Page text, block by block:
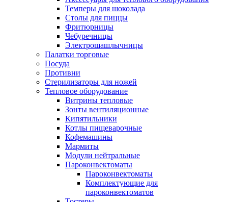
Темперы для шоколада
Столы для пиццы
Фритюрницы
Чебуречницы
Электрошашлычницы
Палатки торговые
Посуда
Противни
Стерилизаторы для ножей
Тепловое оборудование
Витрины тепловые
Зонты вентиляционные
Кипятильники
Котлы пищеварочные
Кофемашины
Мармиты
Модули нейтральные
Пароконвектоматы
Пароконвектоматы
Комплектующие для
пароконвектоматов